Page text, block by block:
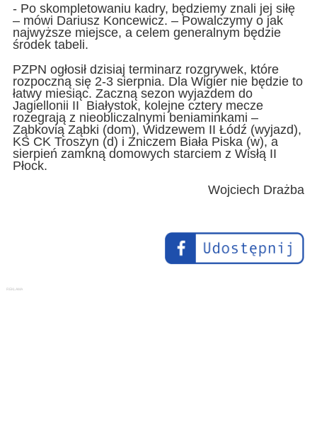
- Po skompletowaniu kadry, będziemy znali jej siłę
– mówi Dariusz Koncewicz. – Powalczymy o jak
najwyższe miejsce, a celem generalnym będzie
środek tabeli.
PZPN ogłosił dzisiaj terminarz rozgrywek, które
rozpoczną się 2-3 sierpnia. Dla Wigier nie będzie to
łatwy miesiąc. Zaczną sezon wyjazdem do
Jagiellonii II Białystok, kolejne cztery mecze
rozegrają z nieobliczalnymi beniaminkami –
Ząbkovią Ząbki (dom), Widzewem II Łódź (wyjazd),
KS CK Troszyn (d) i Zniczem Biała Piska (w), a
sierpień zamkną domowych starciem z Wisłą II
Płock.
Wojciech Drażba